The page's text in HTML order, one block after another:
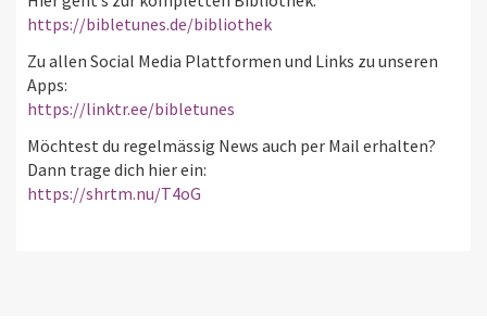
https://bibletunes.de/bibliothek
Zu allen Social Media Plattformen und Links zu unseren
Apps:
https://linktr.ee/bibletunes
Möchtest du regelmässig News auch per Mail erhalten?
Dann trage dich hier ein:
https://shrtm.nu/T4oG